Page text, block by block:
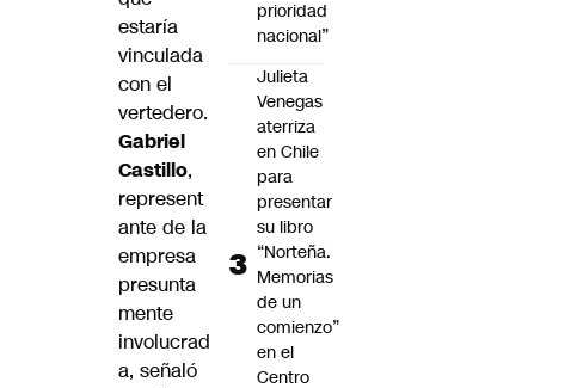
estaría
vinculada
con el
vertedero.
Gabriel
Castillo,
represent
ante de la
empresa
presunta
mente
involucrad
a, señaló
prioridad
nacional”
Julieta
Venegas
aterriza
en Chile
para
presentar
su libro
“Norteña.
Memorias
de un
comienzo”
en el
Centro